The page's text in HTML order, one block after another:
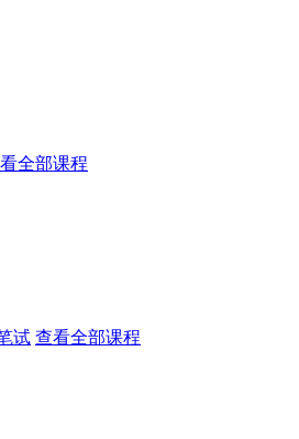
全部课程
试 查看全部课程